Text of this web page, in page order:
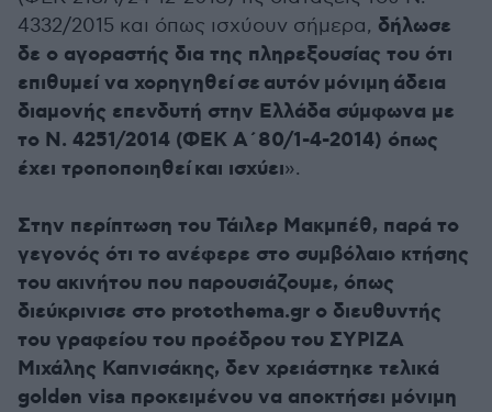
4332/2015 και όπως ισχύουν σήμερα, δήλωσε
δε ο αγοραστής δια της πληρεξουσίας του ότι
επιθυμεί να χορηγηθεί σε αυτόν μόνιμη άδεια
διαμονής επενδυτή στην Ελλάδα σύμφωνα με
το Ν. 4251/2014 (ΦΕΚ Α΄80/1-4-2014) όπως
έχει τροποποιηθεί και ισχύει».
Στην περίπτωση του Τάιλερ Μακμπέθ, παρά το
γεγονός ότι το ανέφερε στο συμβόλαιο κτήσης
του ακινήτου που παρουσιάζουμε, όπως
διεύκρινισε στο protothema.gr ο διευθυντής
του γραφείου του προέδρου του ΣΥΡΙΖΑ
Μιχάλης Καπνισάκης, δεν χρειάστηκε τελικά
golden visa προκειμένου να αποκτήσει μόνιμη